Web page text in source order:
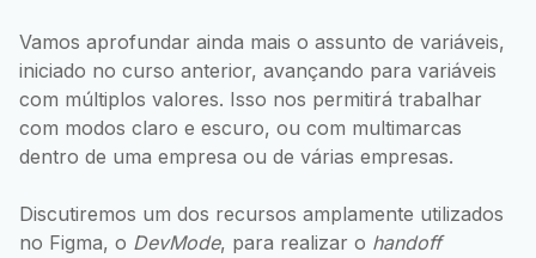
Vamos aprofundar ainda mais o assunto de variáveis,
iniciado no curso anterior, avançando para variáveis
com múltiplos valores. Isso nos permitirá trabalhar
com modos claro e escuro, ou com multimarcas
dentro de uma empresa ou de várias empresas.
Discutiremos um dos recursos amplamente utilizados
no Figma, o DevMode, para realizar o handoff